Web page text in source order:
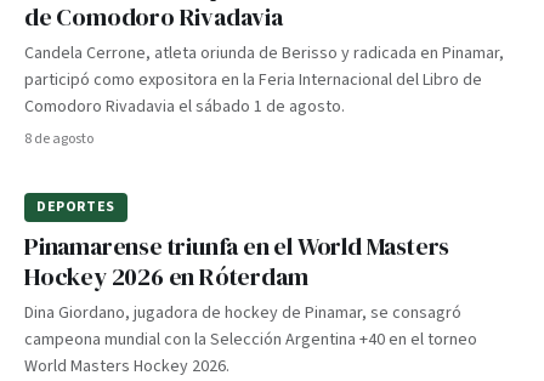
de Comodoro Rivadavia
Candela Cerrone, atleta oriunda de Berisso y radicada en Pinamar,
participó como expositora en la Feria Internacional del Libro de
Comodoro Rivadavia el sábado 1 de agosto.
8 de agosto
DEPORTES
Pinamarense triunfa en el World Masters
Hockey 2026 en Róterdam
Dina Giordano, jugadora de hockey de Pinamar, se consagró
campeona mundial con la Selección Argentina +40 en el torneo
World Masters Hockey 2026.